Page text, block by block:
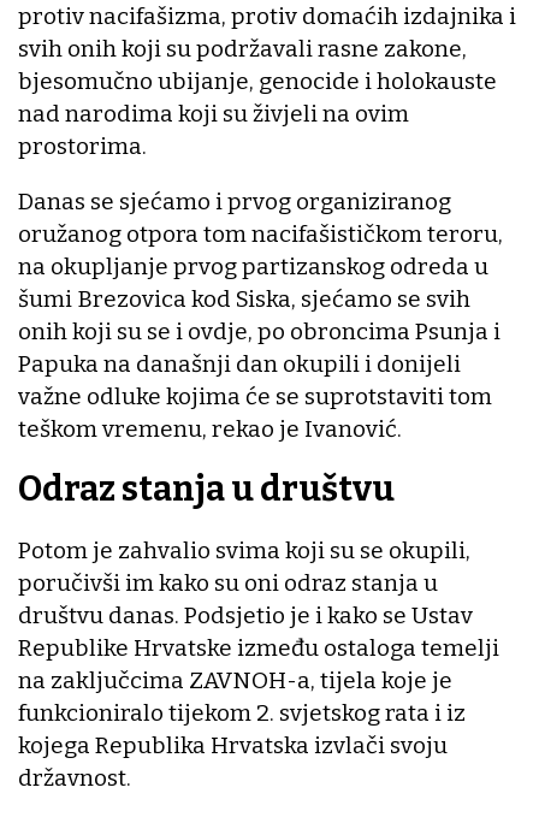
protiv nacifašizma, protiv domaćih izdajnika i
svih onih koji su podržavali rasne zakone,
bjesomučno ubijanje, genocide i holokauste
nad narodima koji su živjeli na ovim
prostorima.
Danas se sjećamo i prvog organiziranog
oružanog otpora tom nacifašističkom teroru,
na okupljanje prvog partizanskog odreda u
šumi Brezovica kod Siska, sjećamo se svih
onih koji su se i ovdje, po obroncima Psunja i
Papuka na današnji dan okupili i donijeli
važne odluke kojima će se suprotstaviti tom
teškom vremenu, rekao je Ivanović.
Odraz stanja u društvu
Potom je zahvalio svima koji su se okupili,
poručivši im kako su oni odraz stanja u
društvu danas. Podsjetio je i kako se Ustav
Republike Hrvatske između ostaloga temelji
na zaključcima ZAVNOH-a, tijela koje je
funkcioniralo tijekom 2. svjetskog rata i iz
kojega Republika Hrvatska izvlači svoju
državnost.